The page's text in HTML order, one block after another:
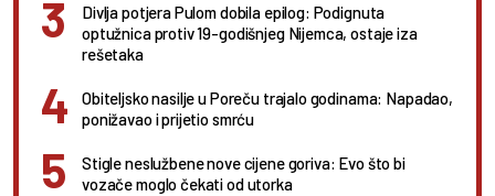
Divlja potjera Pulom dobila epilog: Podignuta
optužnica protiv 19-godišnjeg Nijemca, ostaje iza
rešetaka
Obiteljsko nasilje u Poreču trajalo godinama: Napadao,
ponižavao i prijetio smrću
Stigle neslužbene nove cijene goriva: Evo što bi
vozače moglo čekati od utorka